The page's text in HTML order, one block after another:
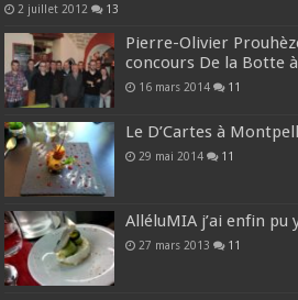
2 juillet 2012 13
Pierre-Olivier
concours De la Botte
16 mars 2014 11
Le D’Cartes à
29 mai 2014 11
AlléluMIA j’ai enfin pu
27 mars 2013 11